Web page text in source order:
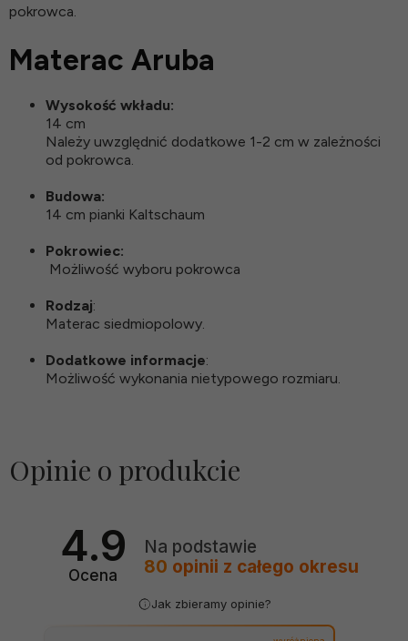
pokrowca.
Materac Aruba
Wysokość wkładu:
14 cm
Należy uwzględnić dodatkowe 1-2 cm w zależności
od pokrowca.
Budowa:
14 cm pianki Kaltschaum
Pokrowiec:
Możliwość wyboru pokrowca
Rodzaj:
Materac siedmiopolowy.
Dodatkowe informacje:
Możliwość wykonania nietypowego rozmiaru.
Opinie o produkcie
4.9
Ocena
Na podstawie
80 opinii z całego okresu
Jak zbieramy opinie?